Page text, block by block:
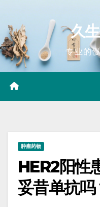
content
久
专业的
肿瘤药物
HER2阳性
妥昔单抗吗